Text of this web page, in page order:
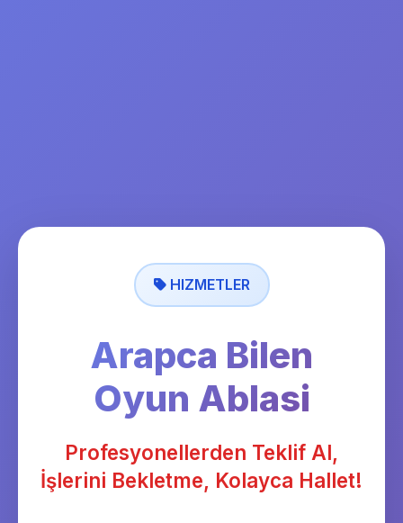
HIZMETLER
Arapca Bilen
Oyun Ablasi
Profesyonellerden Teklif Al,
İşlerini Bekletme, Kolayca Hallet!